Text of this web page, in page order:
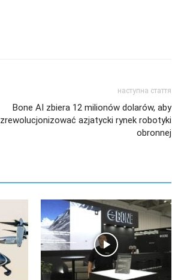
наступна стаття
Bone AI zbiera 12 milionów dolarów, aby
zrewolucjonizować azjatycki rynek robotyki
obronnej